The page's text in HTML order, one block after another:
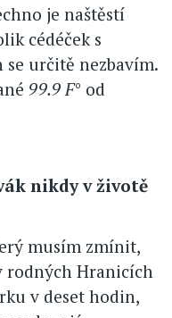
je naštěstí
cédéček s
se určitě nezbavím.
99.9 F° od
nikdy v životě
musím zmínit,
rodných Hranicích
v deset hodin,